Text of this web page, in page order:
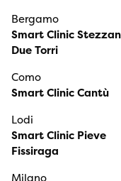
Bergamo
Smart Clinic
Due Torri
Como
Smart Clinic Cantù
Lodi
Smart Clinic Pieve
Fissiraga
Milano